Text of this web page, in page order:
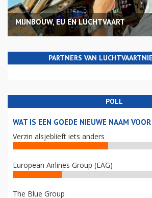
MIJNBOUW, EU EN LUCHTVAART
PARTNERS VAN
POLL
WAT IS EEN GOEDE NIEUWE NAAM
Verzin alsjeblieft iets anders
European Airlines Group (EAG)
The Blue Group